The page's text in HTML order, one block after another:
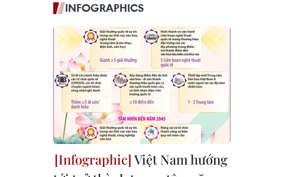
INFOGRAPHICS
Việt Nam hướng